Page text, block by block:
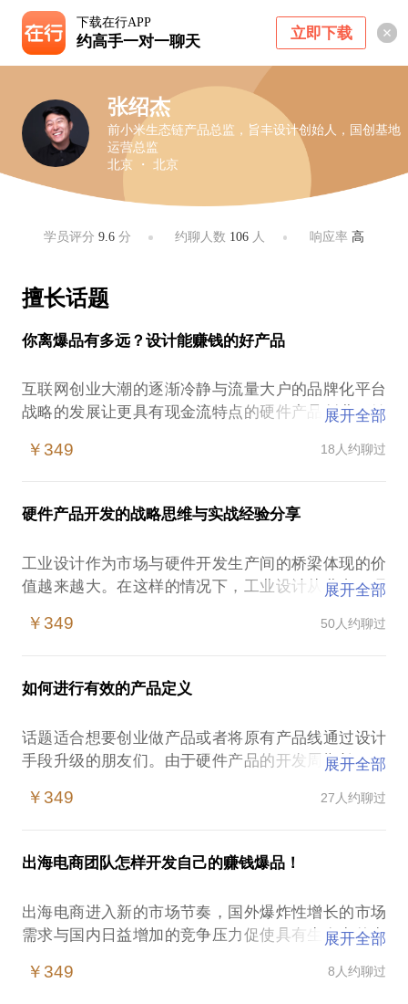
下载在行APP
约高手一对一聊天 立即下载
张绍杰
前小米生态链产品总监，旨丰设计创始人，国创基地
运营总监
北京 ・ 北京
学员评分9.6 分 约聊人数 106 人 响应率 高
擅长话题
你离爆品有多远？设计能赚钱的好产品
互联网创业大潮的逐渐冷静与流量大户的品牌化平台
战略的发展让更具有现金流特点的硬件产品创业开始
开发中不断遭遇到以下问题：
虽然对自己的产品有信心但是完全没有办法打开宣传
窗口和销量增长。
工”商业流程。
虽然了解到设计手段在市场环节和研发环节中起到重
要的纽带作用，但屡次合作都不能达到预期效果，甚
（严选、有品、心选等）的对接逻辑与流程。
我愿意与你分享的内容包括：
硬件产品战略思维与实战经验分享
竟一个多小时的谈话只能解决一个小问题。请把你的
问题提前发给我，方便我做更精确的准备，提升见面
展开全部
￥349 18人约聊过
硬件产品开发的战略思维与实战经验分享
工业设计作为市场与硬件开发生产间的桥梁体现的价
值越来越大。在这样的情况下，工业设计从业者、硬
户的真实需求成熟外观设计师无法应对专一行业的深
挥工业设计在产品开发中价值我在我在从单纯的造型
设计到完整的产品把控，从做设计到做公司，从做创
值的方法。用不“专心”的方法在坚持一条专心的路。
我愿意与你分享的内容包括：分享制造爆品的产品套
路讲述工业设计在行业里承上启下的操作手法列举让
解决一个小问题。请把你的问题提前发给我，方便我
商业设计咨询8年经验，小米生态链企业产品经理2年
经验，硬件开发产品项目经理1年经验，经手产品已有
数百款产品上市涵盖多个领域，获过国内外数个奖
项。
展开全部
￥349 50人约聊过
如何进行有效的产品定义
话题适合想要创业做产品或者将原有产品线通过设计
手段升级的朋友们。由于硬件产品的开发周期长，开
品开发头部的产品定义环节就变得尤为重要。我会根
产品定义在产品开发中的重要性（举例说明）
如何在产品定义过程中降低产品后期开发和生产的成
本？
完整的产品定义都需要有哪些关键点，之间如何协
展开全部
￥349 27人约聊过
出海电商团队怎样开发自己的赚钱爆品！
出海电商进入新的市场节奏，国外爆炸性增长的市场
需求与国内日益增加的竞争压力促使具有生存力的出
前单纯的有什么卖什么的状态向用户们需要什么就造
展开全部
￥349 8人约聊过